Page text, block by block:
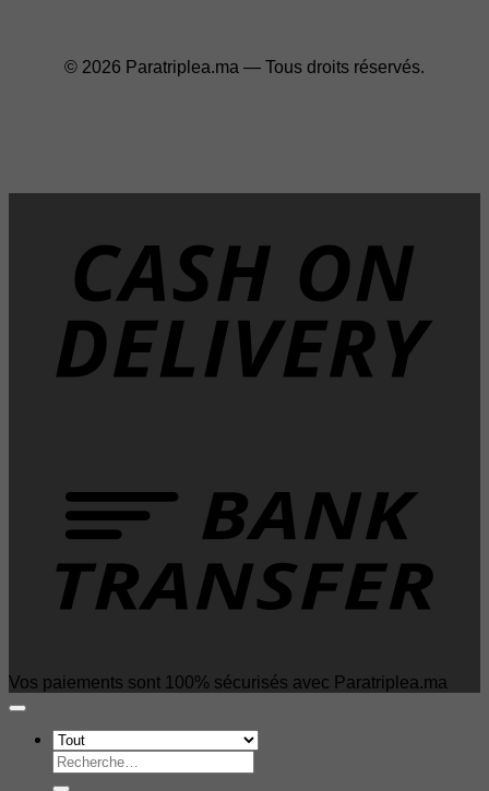
© 2026 Paratriplea.ma — Tous droits réservés.
Vos paiements sont 100% sécurisés avec Paratriplea.ma
Recherche
pour :